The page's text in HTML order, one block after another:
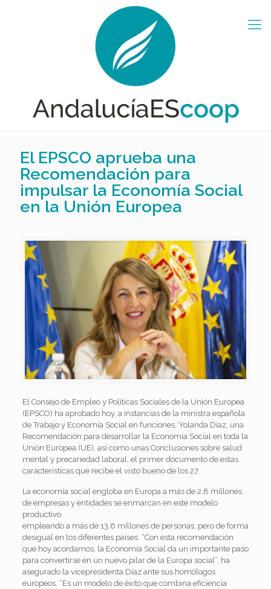
El EPSCO aprueba una
Recomendación para
impulsar la Economía Social
en la Unión Europea
El Consejo de Empleo y Políticas Sociales de la Unión Europea
(EPSCO) ha aprobado hoy, a instancias de la ministra española
de Trabajo y Economía Social en funciones, Yolanda Díaz, una
Recomendación para desarrollar la Economía Social en toda la
Unión Europea (UE), así como unas Conclusiones sobre salud
mental y precariedad laboral, el primer documento de estas
características que recibe el visto bueno de los 27.
La economía social engloba en Europa a más de 2,8 millones
de empresas y entidades se enmarcan en este modelo
productivo
empleando a más de 13,6 millones de personas, pero de forma
desigual en los diferentes países. “Con esta recomendación
que hoy acordamos, la Economía Social da un importante paso
para convertirse en un nuevo pilar de la Europa social”, ha
asegurado la vicepresidenta Díaz ante sus homólogos
europeos. “Es un modelo de éxito que combina eficiencia